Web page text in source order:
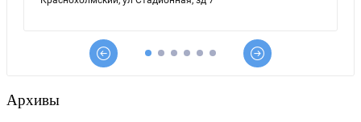
Архивы